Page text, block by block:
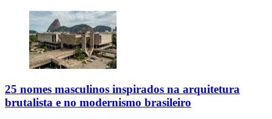
25 nomes masculinos inspirados na arquitetura
brutalista e no modernismo brasileiro